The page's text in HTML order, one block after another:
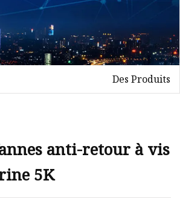
Des Produits
anti-retour à vis
5K